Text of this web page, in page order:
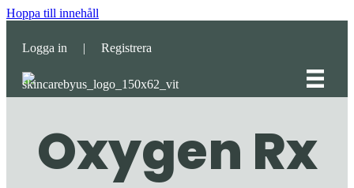
Hoppa till innehåll
Logga in | Registrera
Oxygen Rx